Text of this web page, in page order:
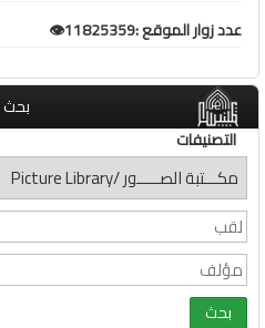
عدد زوار الموقع :11825359👁️
بحث
التصنيفات